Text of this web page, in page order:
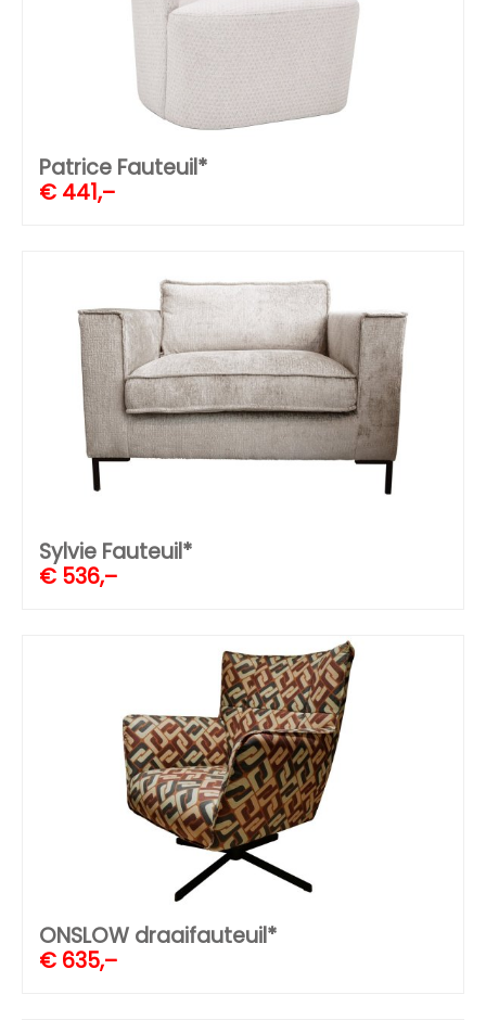
Patrice Fauteuil*
€ 441,–
Sylvie Fauteuil*
€ 536,–
ONSLOW draaifauteuil*
€ 635,–